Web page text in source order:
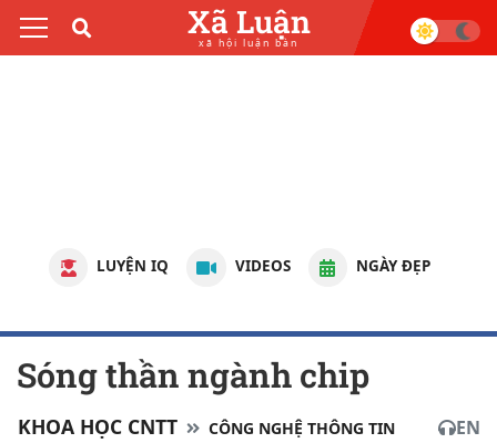
Xã Luận
xã hội luận bàn
LUYỆN IQ VIDEOS NGÀY ĐẸP
Sóng thần ngành chip
KHOA HỌC CNTT CÔNG NGHỆ THÔNG TIN
EN